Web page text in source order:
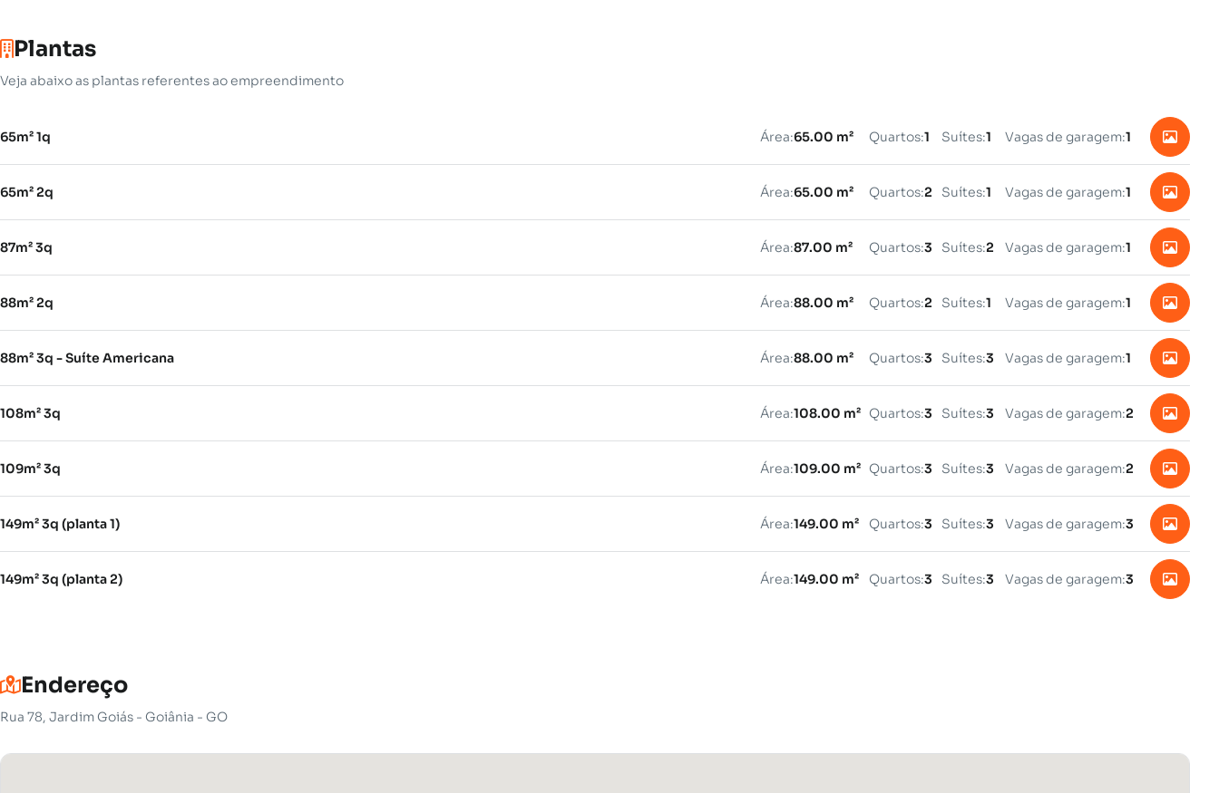
Plantas
Veja abaixo as plantas referentes ao empreendimento
65m² 1q Área:65.00 m² Quartos:1 Suítes:1 Vagas de garagem:1
65m² 2q Área:65.00 m² Quartos:2 Suítes:1 Vagas de garagem:1
87m² 3q Área:87.00 m² Quartos:3 Suítes:2 Vagas de garagem:1
88m² 2q Área:88.00 m² Quartos:2 Suítes:1 Vagas de garagem:1
88m² 3q - Suíte Americana Área:88.00 m² Quartos:3 Suítes:3 Vagas de garagem:1
108m² 3q Área:108.00 m² Quartos:3 Suítes:3 Vagas de garagem:2
109m² 3q Área:109.00 m² Quartos:3 Suítes:3 Vagas de garagem:2
149m² 3q (planta 1) Área:149.00 m² Quartos:3 Suítes:3 Vagas de garagem:3
149m² 3q (planta 2) Área:149.00 m² Quartos:3 Suítes:3 Vagas de garagem:3
Endereço
Rua 78, Jardim Goiás - Goiânia - GO